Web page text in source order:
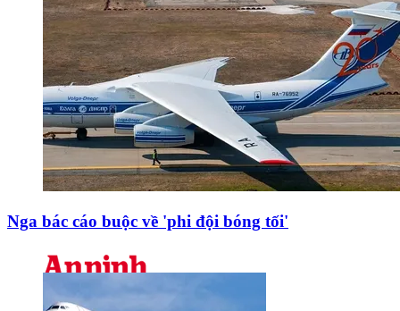
Nga bác cáo buộc về 'phi đội bóng tối'